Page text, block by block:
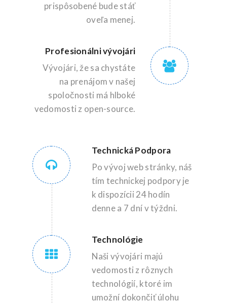
prispôsobené bude stáť
oveľa menej.
Profesionálni vývojári
Vývojári, že sa chystáte
na prenájom v našej
spoločnosti má hlboké
vedomosti z open-source.
Technická Podpora
Po vývoj web stránky, náš
tím technickej podpory je
k dispozícii 24 hodín
denne a 7 dní v týždni.
Technológie
Naši vývojári majú
vedomosti z rôznych
technológií, ktoré im
umožní dokončiť úlohu